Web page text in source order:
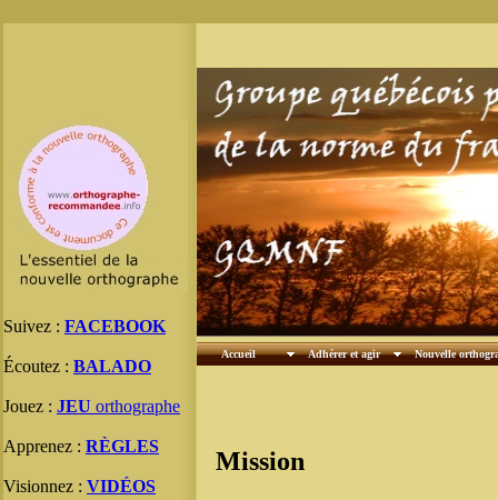
Suivez : FACEBOOK
Écoutez : BALADO
Jouez : JEU orthographe
Apprenez : RÈGLES
Visionnez : VIDÉOS
Accueil Adhérer et agir Nouvelle
Mission